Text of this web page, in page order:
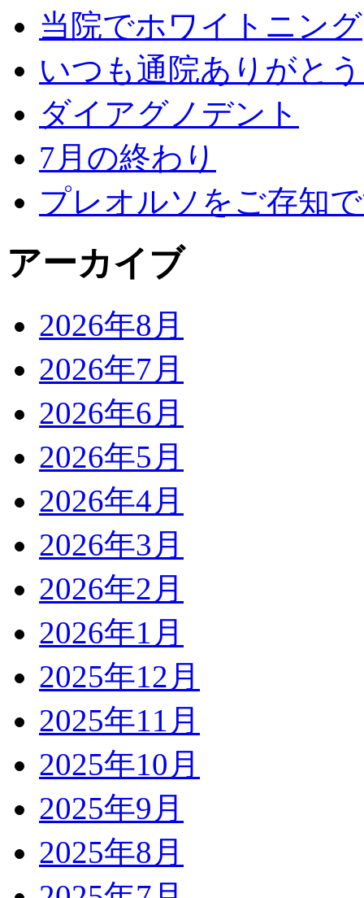
当院でホワイトニング
いつも通院ありがと
ダイアグノデント
7月の終わり
プレオルソをご存知
アーカイブ
2026年8月
2026年7月
2026年6月
2026年5月
2026年4月
2026年3月
2026年2月
2026年1月
2025年12月
2025年11月
2025年10月
2025年9月
2025年8月